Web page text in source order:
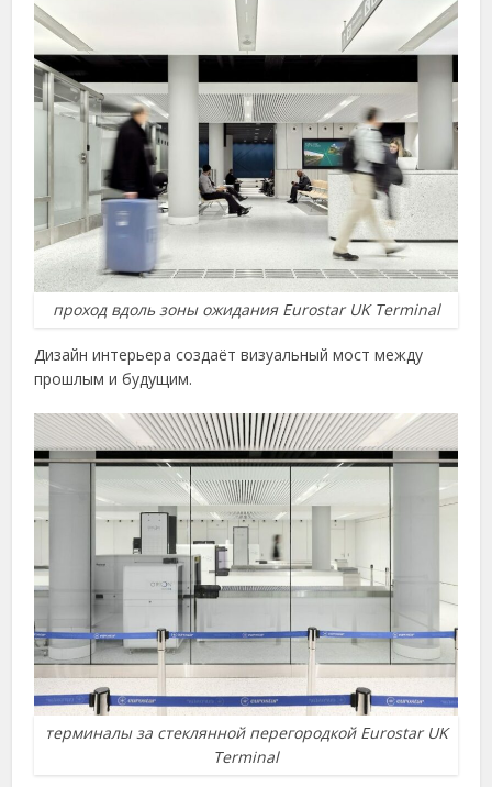
проход вдоль зоны ожидания Eurostar UK Terminal
Дизайн интерьера создаёт визуальный мост между
прошлым и будущим.
терминалы за стеклянной перегородкой Eurostar UK
Terminal